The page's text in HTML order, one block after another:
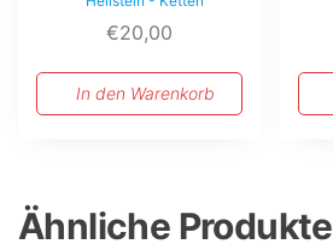
€20,00
In den Warenkorb
Ähnliche Produkte